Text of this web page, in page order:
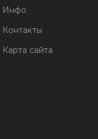
Инфо
Контакты
Карта сайта